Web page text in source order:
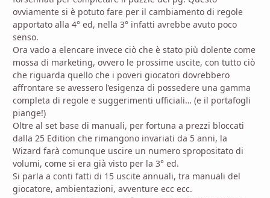
ovviamente si è potuto fare per il cambiamento di regole
apportato alla 4° ed, nella 3° infatti avrebbe avuto poco
senso.
Ora vado a elencare invece ciò che è stato più dolente come
mossa di marketing, ovvero le prossime uscite, con tutto ciò
che riguarda quello che i poveri giocatori dovrebbero
affrontare se avessero l’esigenza di possedere una gamma
completa di regole e suggerimenti ufficiali… (e il portafogli
piange!)
Oltre al set base di manuali, per fortuna a prezzi bloccati
dalla 25 Edition che rimangono invariati da 5 anni, la
Wizard farà comunque uscire un numero spropositato di
volumi, come si era già visto per la 3° ed.
Si parla a conti fatti di 15 uscite annuali, tra manuali del
giocatore, ambientazioni, avventure ecc ecc.